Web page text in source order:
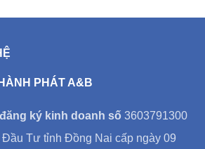
PHÁT A&B
ký kinh doanh số 3603791300
Tư tỉnh Đồng Nai cấp ngày 09